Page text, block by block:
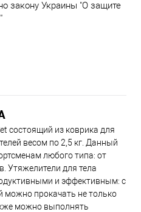
закону Украины "О защите
состоящий из коврика для
весом по 2,5 кг. Данный
любого типа: от
Утяжелители для тела
и эффективным: с
прокачать не только
можно выполнять